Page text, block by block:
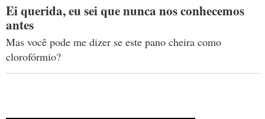
Ei querida, eu sei que nunca nos conhecemos
antes
Mas você pode me dizer se este pano cheira como
clorofórmio?